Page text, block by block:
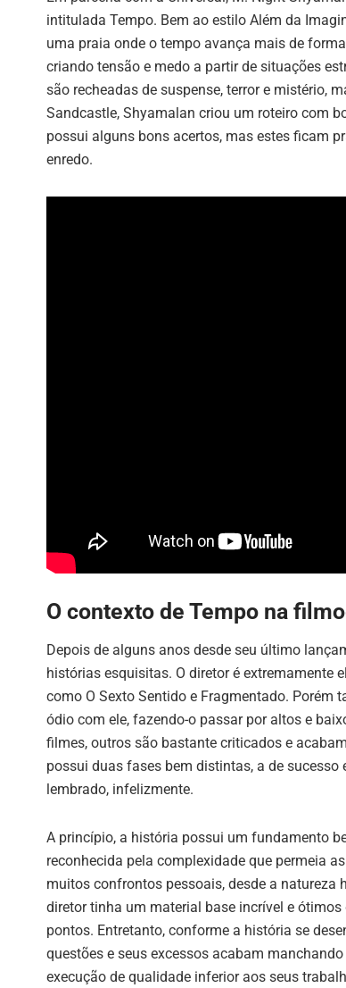
intitulada Tempo. Bem ao estilo Além da
uma praia onde o tempo avança mais de
criando tensão e medo a partir de situações
são recheadas de suspense, terror e mistério,
Sandcastle, Shyamalan criou um roteiro com
possui alguns bons acertos, mas estes ficam
enredo.
O contexto de Tempo na
Depois de alguns anos desde seu último
histórias esquisitas. O diretor é extremamente
como O Sexto Sentido e Fragmentado.
ódio com ele, fazendo-o passar por altos e
filmes, outros são bastante criticados e
possui duas fases bem distintas, a de
lembrado, infelizmente.
A princípio, a história possui um fundamento
reconhecida pela complexidade que permeia
muitos confrontos pessoais, desde a natureza
diretor tinha um material base incrível e
pontos. Entretanto, conforme a história se
questões e seus excessos acabam
execução de qualidade inferior aos seus